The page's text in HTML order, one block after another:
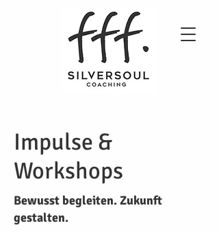
Impulse &
Workshops
Bewusst begleiten. Zukunft
gestalten.